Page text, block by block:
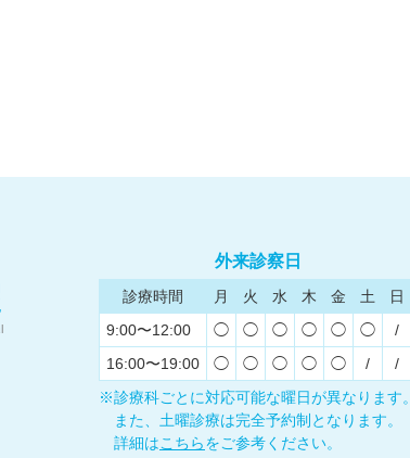
外来診察日
診療時間 月 火 水 木 金 土
日
9:00〜12:00
◯ ◯ ◯ ◯ ◯ ◯
/
16:00〜19:00
◯ ◯ ◯ ◯ ◯ /
/
※診療科ごとに対応可能な曜日が異なります。
また、土曜診療は完全予約制となります。
詳細はこちらをご参考ください。